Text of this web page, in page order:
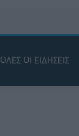
ΟΛΕΣ ΟΙ ΕΙΔΗΣΕΙΣ